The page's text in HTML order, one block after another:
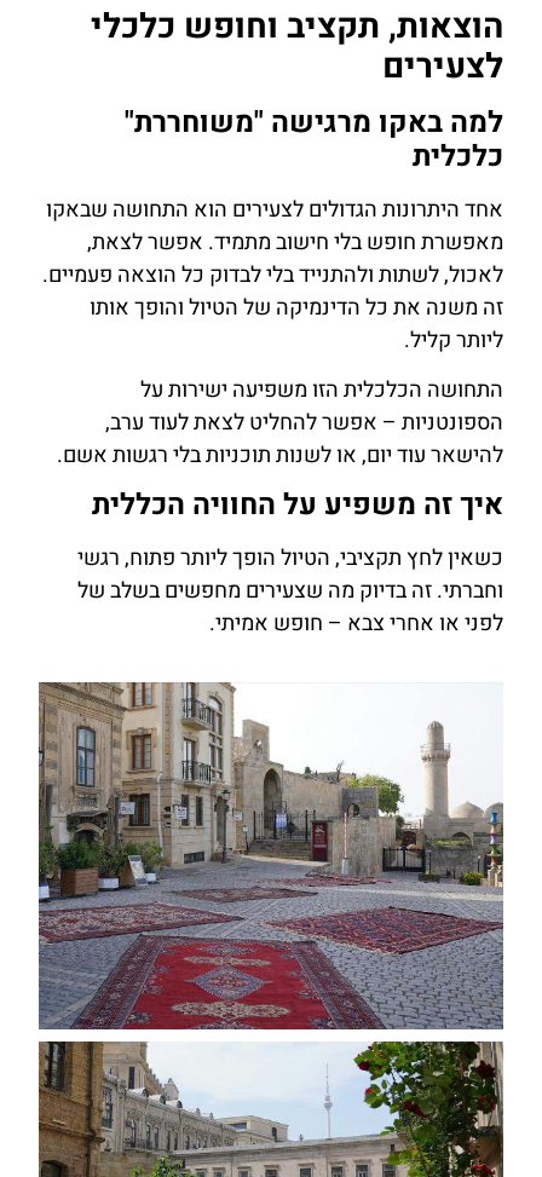
הוצאות, תקציב וחופש כלכלי
לצעירים
למה באקו מרגישה "משוחררת"
כלכלית
אחד היתרונות הגדולים לצעירים הוא התחושה שבאקו
מאפשרת חופש בלי חישוב מתמיד. אפשר לצאת,
לאכול, לשתות ולהתנייד בלי לבדוק כל הוצאה פעמיים.
זה משנה את כל הדינמיקה של הטיול והופך אותו
ליותר קליל.
התחושה הכלכלית הזו משפיעה ישירות על
הספונטניות – אפשר להחליט לצאת לעוד ערב,
להישאר עוד יום, או לשנות תוכניות בלי רגשות אשם.
איך זה משפיע על החוויה הכללית
כשאין לחץ תקציבי, הטיול הופך ליותר פתוח, רגשי
וחברתי. זה בדיוק מה שצעירים מחפשים בשלב של
לפני או אחרי צבא – חופש אמיתי.